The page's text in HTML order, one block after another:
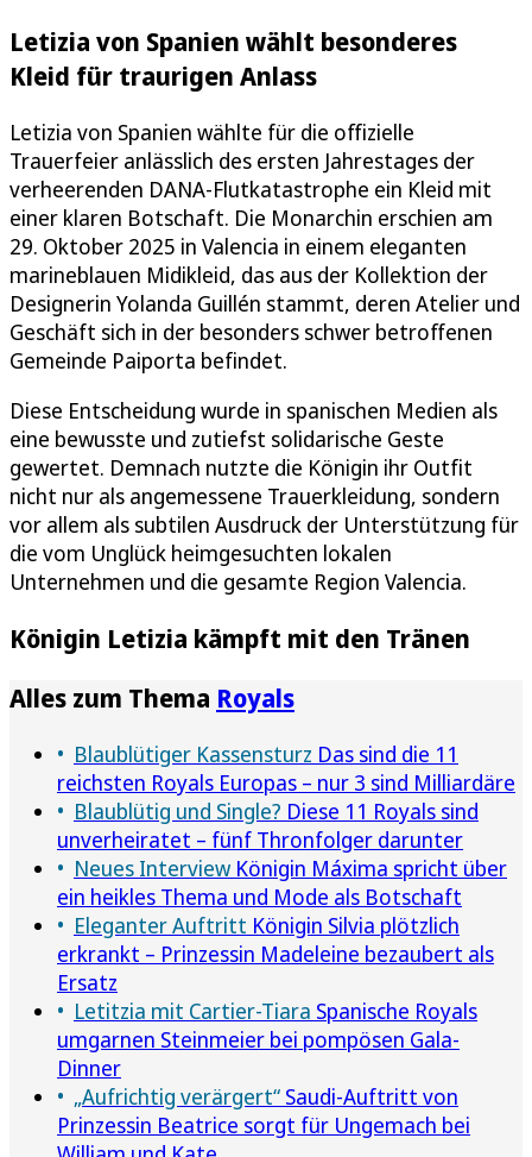
Letizia von Spanien wählt besonderes
Kleid für traurigen Anlass
Letizia von Spanien wählte für die offizielle
Trauerfeier anlässlich des ersten Jahrestages der
verheerenden DANA-Flutkatastrophe ein Kleid mit
einer klaren Botschaft. Die Monarchin erschien am
29. Oktober 2025 in Valencia in einem eleganten
marineblauen Midikleid, das aus der Kollektion der
Designerin Yolanda Guillén stammt, deren Atelier und
Geschäft sich in der besonders schwer betroffenen
Gemeinde Paiporta befindet.
Diese Entscheidung wurde in spanischen Medien als
eine bewusste und zutiefst solidarische Geste
gewertet. Demnach nutzte die Königin ihr Outfit
nicht nur als angemessene Trauerkleidung, sondern
vor allem als subtilen Ausdruck der Unterstützung für
die vom Unglück heimgesuchten lokalen
Unternehmen und die gesamte Region Valencia.
Königin Letizia kämpft mit den Tränen
Alles zum Thema Royals
Blaublütiger Kassensturz Das sind die 11
reichsten Royals Europas – nur 3 sind Milliardäre
Blaublütig und Single? Diese 11 Royals sind
unverheiratet – fünf Thronfolger darunter
Neues Interview Königin Máxima spricht über
ein heikles Thema und Mode als Botschaft
Eleganter Auftritt Königin Silvia plötzlich
erkrankt – Prinzessin Madeleine bezaubert als
Ersatz
Letitzia mit Cartier-Tiara Spanische Royals
umgarnen Steinmeier bei pompösen Gala-
Dinner
„Aufrichtig verärgert“ Saudi-Auftritt von
Prinzessin Beatrice sorgt für Ungemach bei